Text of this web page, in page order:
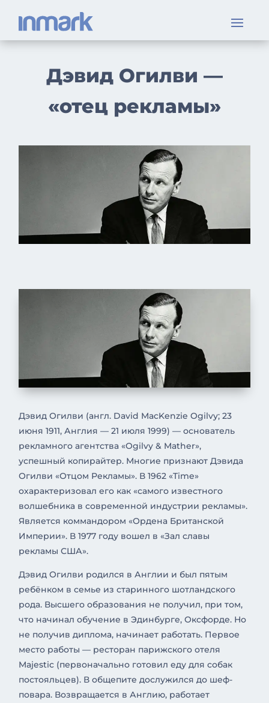
Дэвид Огилви —
«отец рекламы»
Дэвид Огилви (англ. David MacKenzie Ogilvy; 23
июня 1911, Англия — 21 июля 1999) — основатель
рекламного агентства «Ogilvy & Mather»,
успешный копирайтер. Многие признают Дэвида
Огилви «Отцом Рекламы». В 1962 «Time»
охарактеризовал его как «самого известного
волшебника в современной индустрии рекламы».
Является коммандором «Ордена Британской
Империи». В 1977 году вошел в «Зал славы
рекламы США».
Дэвид Огилви родился в Англии и был пятым
ребёнком в семье из старинного шотландского
рода. Высшего образования не получил, при том,
что начинал обучение в Эдинбурге, Оксфорде. Но
не получив диплома, начинает работать. Первое
место работы — ресторан парижского отеля
Majestic (первоначально готовил еду для собак
постояльцев). В общепите дослужился до шеф-
повара. Возвращается в Англию, работает